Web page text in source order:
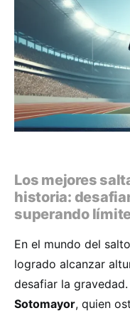
Los mejores
historia:
superando
En el mundo del
logrado alcanzar
desafiar la
Sotomayor, quien